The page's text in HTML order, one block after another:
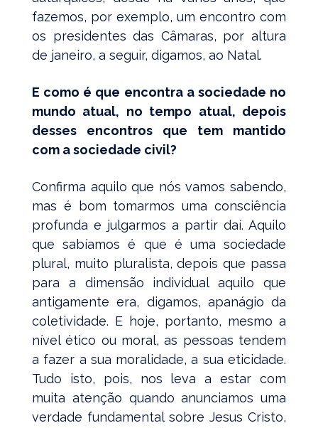
fazemos, por exemplo, um encontro com
os presidentes das Câmaras, por altura
de janeiro, a seguir, digamos, ao Natal.
E como é que encontra a sociedade no
mundo atual, no tempo atual, depois
desses encontros que tem mantido
com a sociedade civil?
Confirma aquilo que nós vamos sabendo,
mas é bom tomarmos uma consciência
profunda e julgarmos a partir daí. Aquilo
que sabíamos é que é uma sociedade
plural, muito pluralista, depois que passa
para a dimensão individual aquilo que
antigamente era, digamos, apanágio da
coletividade. E hoje, portanto, mesmo a
nível ético ou moral, as pessoas tendem
a fazer a sua moralidade, a sua eticidade.
Tudo isto, pois, nos leva a estar com
muita atenção quando anunciamos uma
verdade fundamental sobre Jesus Cristo,